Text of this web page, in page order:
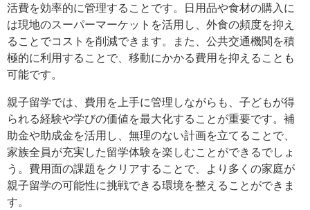
活費を効率的に管理することです。日用品や食材の購入に
は現地のスーパーマーケットを活用し、外食の頻度を抑え
ることでコストを削減できます。また、公共交通機関を積
極的に利用することで、移動にかかる費用を抑えることも
可能です。
親子留学では、費用を上手に管理しながらも、子どもが得
られる経験や学びの価値を最大化することが重要です。補
助金や助成金を活用し、無理のない計画を立てることで、
家族全員が充実した留学体験を楽しむことができるでしょ
う。費用面の課題をクリアすることで、より多くの家庭が
親子留学の可能性に挑戦できる環境を整えることができま
す。